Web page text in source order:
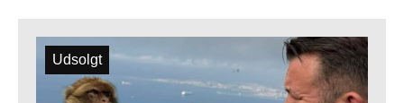
Udsolgt